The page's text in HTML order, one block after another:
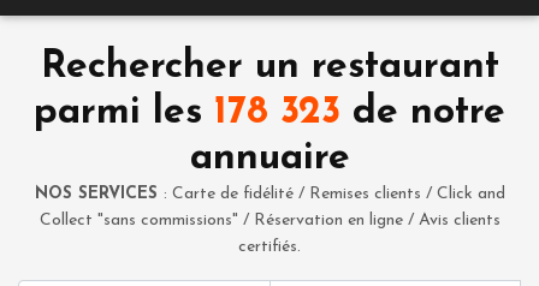
Rechercher un restaurant
parmi les 178 323 de notre
annuaire
NOS SERVICES : Carte de fidélité / Remises clients / Click and
Collect "sans commissions" / Réservation en ligne / Avis clients
certifiés.